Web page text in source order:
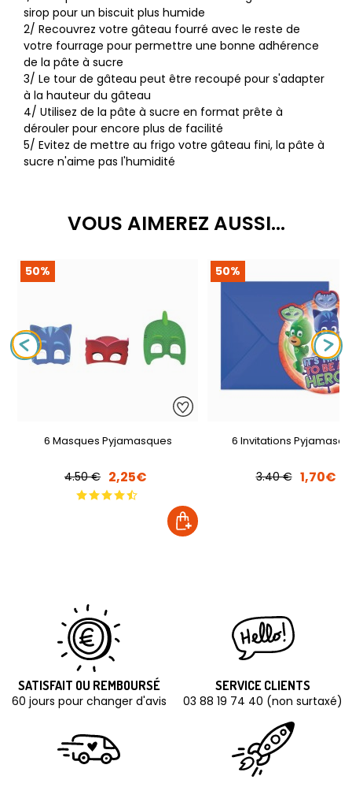
sirop pour un biscuit plus humide
2/ Recouvrez votre gâteau fourré avec le reste de
votre fourrage pour permettre une bonne adhérence
de la pâte à sucre
3/ Le tour de gâteau peut être recoupé pour s'adapter
à la hauteur du gâteau
4/ Utilisez de la pâte à sucre en format prête à
dérouler pour encore plus de facilité
5/ Evitez de mettre au frigo votre gâteau fini, la pâte à
sucre n'aime pas l'humidité
VOUS AIMEREZ AUSSI...
50%
6 Masques Pyjamasques
4.50 € 2,25€
50%
6 Invitations
3.40 € 1,70€
SATISFAIT OU REMBOURSÉ
60 jours pour changer d'avis
SERVICE CLIENTS
03 88 19 74 40 (non surtaxé)